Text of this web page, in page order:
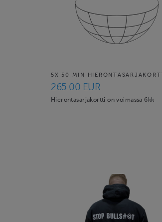
5X 50 MIN
265.00 EUR
Hierontasarjakortti on voimassa 6kk